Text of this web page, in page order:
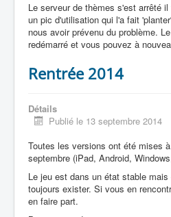
Le serveur de thèmes s'est arrêté
un pic d'utilisation qui l'a fait
nous avoir prévenu du problème.
redémarré et vous pouvez à
Rentrée 2014
Détails
Publié le 13 septembre 2014
Toutes les versions ont été mises
septembre (iPad, Android,
Le jeu est dans un état stable
toujours exister. Si vous en
en faire part.